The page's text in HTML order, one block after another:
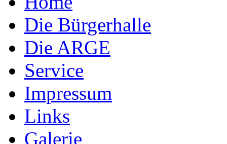
Die Bürgerhalle
Die ARGE
Service
Impressum
Links
Galerie